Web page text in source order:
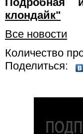
клондайк"
Все новости
Количество
Поделиться: